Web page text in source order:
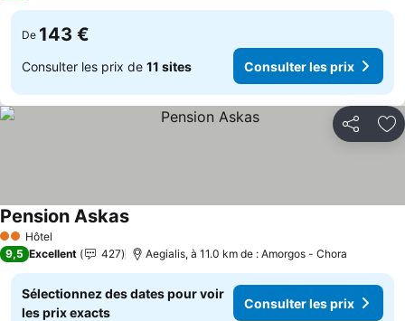
De 143 €
Consulter les prix de 11 sites Consulter les prix
Partager
2 Étoiles
Hôtel
Pension AskasConsulter les prix
9,5 Excellent 427 Aegialis, à 11.0 km de : Amorgos - Chora
Sélectionnez des dates pour voir
les prix exacts
Consulter les prix